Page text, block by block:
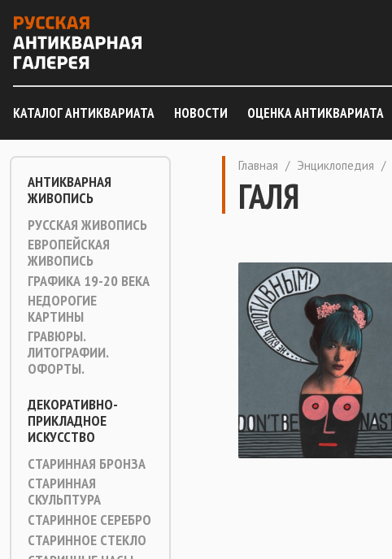
КАТАЛОГ АНТИКВАРИАТА НОВОСТИ ОЦЕНКА АНТИКВАРИАТА
АНТИКВАРНАЯ
ЖИВОПИСЬ
РУССКАЯ ЖИВОПИСЬ
ЕВРОПЕЙСКАЯ
ЖИВОПИСЬ
ГРАФИКА 19-20 ВЕКА
НЕДОРОГИЕ
КАРТИНЫ
ГРАВЮРЫ.
ЛИТОГРАФИИ.
ОФОРТЫ.
ДЕКОРАТИВНО-
ПРИКЛАДНОЕ
ИСКУССТВО
СТАРИННАЯ БРОНЗА
СТАРИННАЯ
СКУЛЬПТУРА
СТАРИННОЕ СЕРЕБРО
СТАРИННОЕ СТЕКЛО
Главная / Энциклопедия /
ГАЛЯ